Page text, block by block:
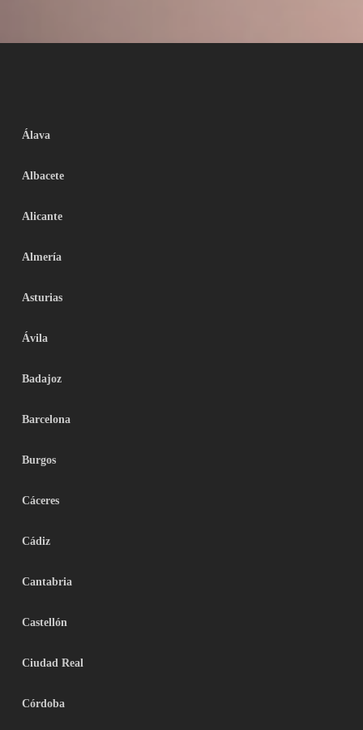
Álava
Albacete
Alicante
Almería
Asturias
Ávila
Badajoz
Barcelona
Burgos
Cáceres
Cádiz
Cantabria
Castellón
Ciudad Real
Córdoba